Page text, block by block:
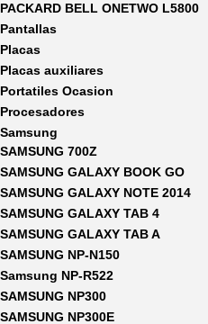
PACKARD BELL ONETWO L5800
Pantallas
Placas
Placas auxiliares
Portatiles Ocasion
Procesadores
Samsung
SAMSUNG 700Z
SAMSUNG GALAXY BOOK GO
SAMSUNG GALAXY NOTE 2014
SAMSUNG GALAXY TAB 4
SAMSUNG GALAXY TAB A
SAMSUNG NP-N150
Samsung NP-R522
SAMSUNG NP300
SAMSUNG NP300E